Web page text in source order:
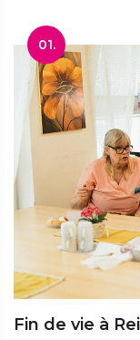
01.
Fin de vie à